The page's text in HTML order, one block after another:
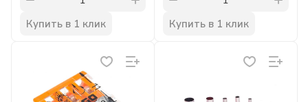
Купить в 1 клик Купить в 1 клик